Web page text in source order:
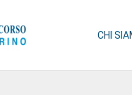
CHI